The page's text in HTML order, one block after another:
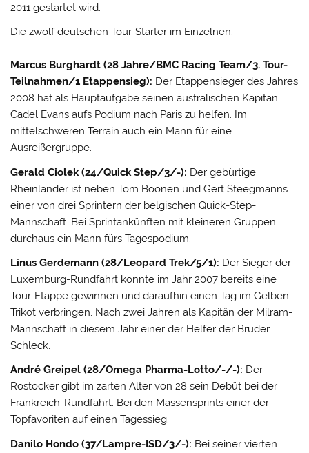
2011 gestartet wird.
Die zwölf deutschen Tour-Starter im Einzelnen:
Marcus Burghardt (28 Jahre/BMC Racing Team/3. Tour-
Teilnahmen/1 Etappensieg): Der Etappensieger des Jahres
2008 hat als Hauptaufgabe seinen australischen Kapitän
Cadel Evans aufs Podium nach Paris zu helfen. Im
mittelschweren Terrain auch ein Mann für eine
Ausreißergruppe.
Gerald Ciolek (24/Quick Step/3/-): Der gebürtige
Rheinländer ist neben Tom Boonen und Gert Steegmanns
einer von drei Sprintern der belgischen Quick-Step-
Mannschaft. Bei Sprintankünften mit kleineren Gruppen
durchaus ein Mann fürs Tagespodium.
Linus Gerdemann (28/Leopard Trek/5/1): Der Sieger der
Luxemburg-Rundfahrt konnte im Jahr 2007 bereits eine
Tour-Etappe gewinnen und daraufhin einen Tag im Gelben
Trikot verbringen. Nach zwei Jahren als Kapitän der Milram-
Mannschaft in diesem Jahr einer der Helfer der Brüder
Schleck.
André Greipel (28/Omega Pharma-Lotto/-/-): Der
Rostocker gibt im zarten Alter von 28 sein Debüt bei der
Frankreich-Rundfahrt. Bei den Massensprints einer der
Topfavoriten auf einen Tagessieg.
Danilo Hondo (37/Lampre-ISD/3/-): Bei seiner vierten